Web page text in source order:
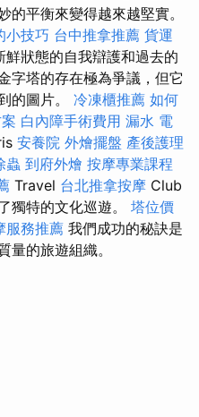
的平衡來變得越來越堅實。
小技巧 台中推拿推薦 貨運
鮮狀態的自我辯護和過去的
字塔的存在極為爭議，但它
的圖片。 冷凍櫃推薦 如何
白內障手術費用 漏水 電
安養院 外燴擺盤 產後護理
蟲 到府外燴 按摩專業課程
Travel 台北推拿按摩 Club
獨特的文化巡遊。 塔位價
服務推薦 我們成功的秘訣是
量的旅遊組織。